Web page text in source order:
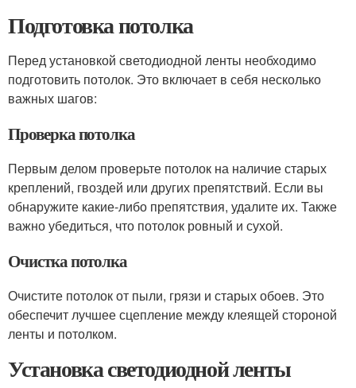
Подготовка потолка
Перед установкой светодиодной ленты необходимо
подготовить потолок. Это включает в себя несколько
важных шагов:
Проверка потолка
Первым делом проверьте потолок на наличие старых
креплений, гвоздей или других препятствий. Если вы
обнаружите какие-либо препятствия, удалите их. Также
важно убедиться, что потолок ровный и сухой.
Очистка потолка
Очистите потолок от пыли, грязи и старых обоев. Это
обеспечит лучшее сцепление между клеящей стороной
ленты и потолком.
Установка светодиодной ленты